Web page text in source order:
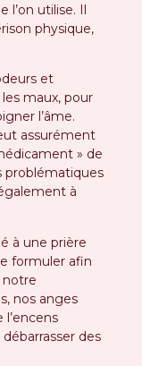
l’on utilise. Il
physique,
et
maux, pour
l’âme.
assurément
» de
problématiques
à
à une prière
formuler afin
notre
nos anges
des